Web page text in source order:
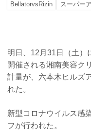
BellatorvsRizin
スーパー
明日、12月31日（土）
開催される湘南美容ク
計量が、六本木ヒルズ
れた。
新型コロナウイルス感
フが行われた。